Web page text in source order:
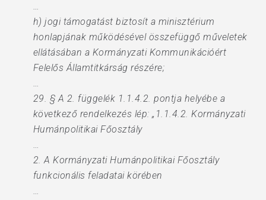
…
h) jogi támogatást biztosít a minisztérium
honlapjának működésével összefüggő műveletek
ellátásában a Kormányzati Kommunikációért
Felelős Államtitkárság részére;
…
29. § A 2. függelék 1.1.4.2. pontja helyébe a
következő rendelkezés lép: „1.1.4.2. Kormányzati
Humánpolitikai Főosztály
…
2. A Kormányzati Humánpolitikai Főosztály
funkcionális feladatai körében
…